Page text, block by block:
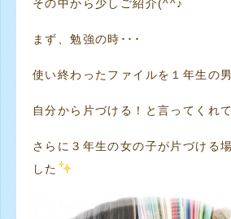
その中から少しご紹介(^^♪
まず、勉強の時･･･
使い終わったファイルを１年生の
自分から片づける！と言ってくれて
さらに３年生の女の子が片づける
した